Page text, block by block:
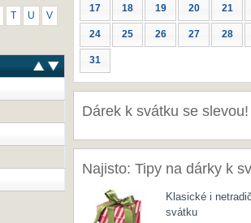
U V
17 18 19 20 21
24 25 26 27 28
31
Dárek k svátku se slevou!
Najisto: Tipy na dárky k
Klasické i
svátku